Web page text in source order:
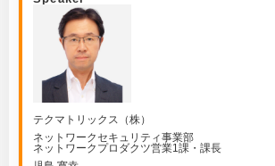
テクマトリックス（株）
ネットワークセキュリティ事業部
ネットワークプロダクツ営業1課・課長